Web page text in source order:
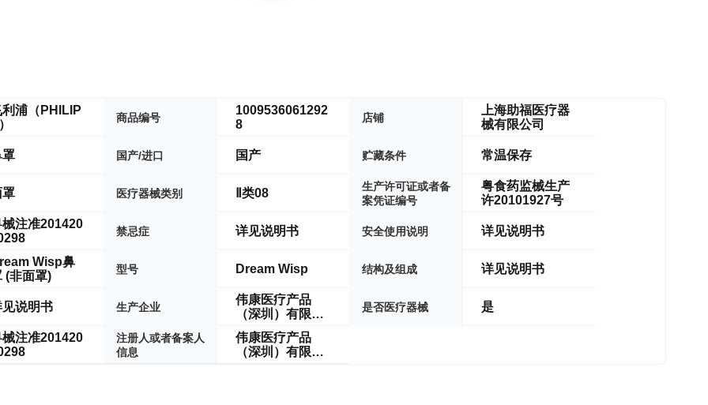
利浦（PHILIP
商品编号
1009536061292
8
店铺
上海助福医疗器
械有限公司
罩 国产/进口 国产 贮藏条件 常温保存
罩 医疗器械类别 Ⅱ类08
生产许可证或者备
案凭证编号
粤食药监械生产
许20101927号
械注准201420
禁忌症 详见说明书 安全使用说明 详见说明书
Wisp鼻
(非面罩)
型号 Dream Wisp 结构及组成 详见说明书
见说明书 生产企业
伟康医疗产品
（深圳）有限公
司
是否医疗器械 是
械注准201420
注册人或者备案人
信息
伟康医疗产品
（深圳）有限公